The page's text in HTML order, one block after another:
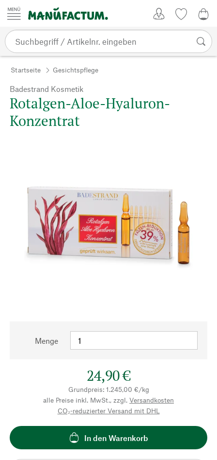
Zum Inhalt springen
Startseite Gesichtspflege
Badestrand Kosmetik
Rotalgen-Aloe-Hyaluron-
Konzentrat
Menge
24,90 €
Grundpreis: 1.245,00 €/kg
alle Preise inkl. MwSt., zzgl. Versandkosten
CO₂-reduzierter Versand mit DHL
In den Warenkorb